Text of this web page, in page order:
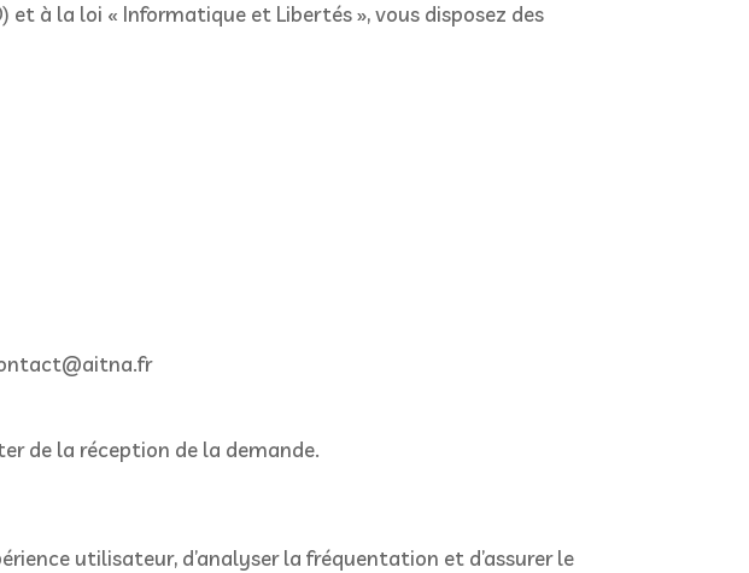
à la loi « Informatique et Libertés », vous disposez des
de la réception de la demande.
utilisateur, d’analyser la fréquentation et d’assurer le